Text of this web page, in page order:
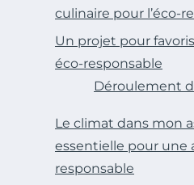
culinaire pour l’éco-
Un projet pour
éco-responsable
Déroulement
Le climat dans mon
essentielle pour une
responsable